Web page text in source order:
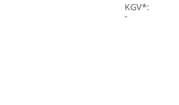
KGV*:
-